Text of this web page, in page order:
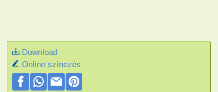
Download
Online színezés